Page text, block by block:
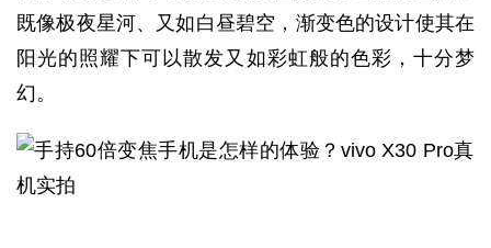
既像极夜星河、又如白昼碧空，渐变色的设计使其在
阳光的照耀下可以散发又如彩虹般的色彩，十分梦
幻。